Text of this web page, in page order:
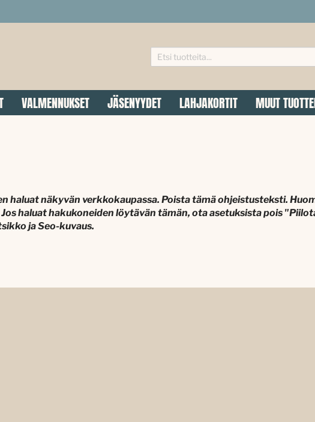
VALMENNUKSET JÄSENYYDET LAHJAKORTIT MUUT
haluat näkyvän verkkokaupassa. Poista tämä ohjeistusteksti.
haluat hakukoneiden löytävän tämän, ota asetuksista pois
ja Seo-kuvaus.